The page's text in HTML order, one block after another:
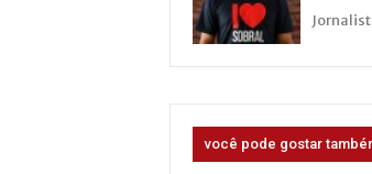
você pode gostar